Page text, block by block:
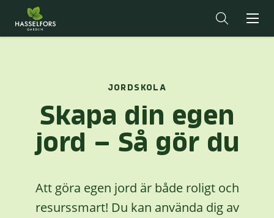
JORDSKOLA
Skapa din egen
jord – Så gör du
Att göra egen jord är både roligt och
resurssmart! Du kan använda dig av